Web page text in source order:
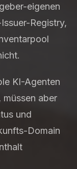
eigenen
Registry,
KI-Agenten
aber
und
Domain